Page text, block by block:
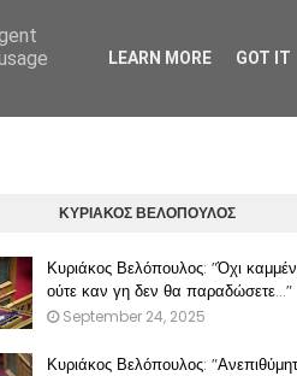
ΚΥΡΙΑΚΟΣ ΒΕΛΟΠΟΥΛΟΣ
Κυριάκος Βελόπουλος: "Όχι
ούτε καν γη δεν θα παραδώσετε..."
September 24, 2025
Κυριάκος Βελόπουλος:
LEARN MORE GOT IT